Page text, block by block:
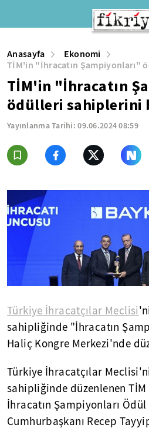
Anasayfa
Ekonomi
TİM'in "İhracatın Şampiyonları"
TİM'in "İhracatın
ödülleri sahiplerini
Yayınlanma Tarihi:09.06.2024 08:59
Türkiye İhracatçılar Meclisi
sahipliğinde "İhracatın
Haliç Kongre Merkezi'nde
Türkiye İhracatçılar
sahipliğinde düzenlenen TİM
İhracatın Şampiyonları
Cumhurbaşkanı Recep